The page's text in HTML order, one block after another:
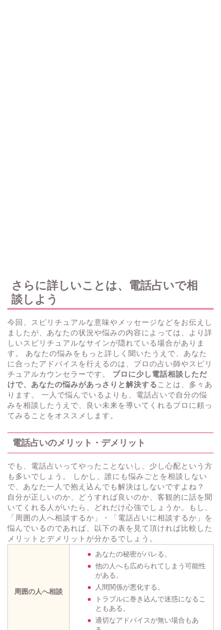
さらに詳しいことは、電話占いで相
談しよう
今回、スピリチュアルな意味やメッセージなどをお伝えし
ましたが、あなたの状況や悩みの内容によっては、より詳
しいスピリチュアルなサインが隠れている場合がありま
す。 あなたの悩みをもっと詳しく聞いたうえで、あなた
に合ったアドバイスを行えるのは、プロの占い師やスピリ
チュアルカウンセラーです。 プロに少し電話相談しただ
けで、あなたの悩みがあっさりと解決する ことは、多々あ
ります。 一人で悩んでいるよりも、電話占いで自分の悩
みを相談したうえで、良い未来を導いてくれるプロに頼っ
てみることをオススメします。
電話占いのメリット・デメリット
でも、電話占いってやったことないし、少し心配という方
も多いでしょう。 しかし、誰にも悩みごとを相談しない
で、あなた一人で抱え込んでも解決はしないですよね？
自分が正しいのか、どうすれば良いのか、客観的に話を聞
いてくれる人がいたら、どれだけ心強でしょうか。もし、
「周囲の人へ相談するか」・「電話占いに相談するか」を
悩んでいるのであれば、以下の表を見て頂ければ比較した
メリットとデメリットが分かるでしょう。
周囲の人へ相談
あなたの秘密がバレる。
他の人へも広められてしまう可能性
がある。
人間関係が悪化する。
トラブルに巻き込んで迷惑になるこ
ともある。
適切なアドバイスが無い場合もあ